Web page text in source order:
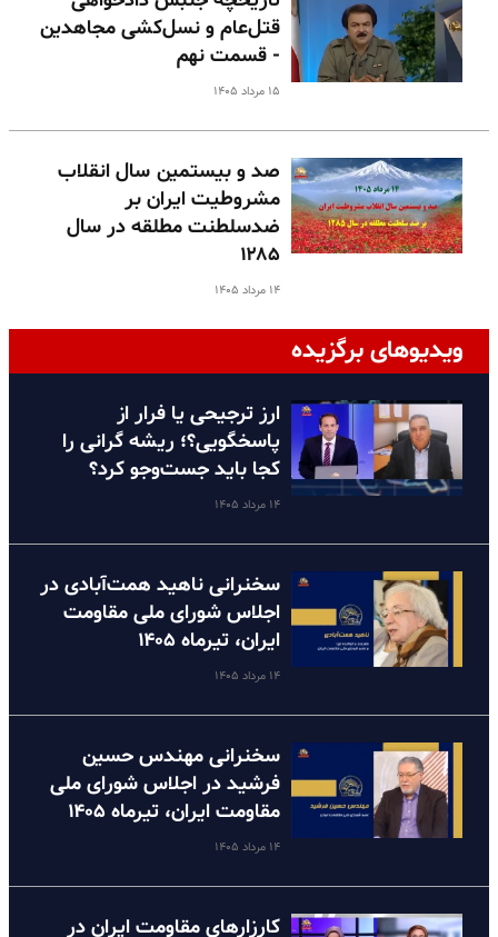
قتل‌عام و نسل‌کشی مجاهدین
- قسمت نهم
۱۵ مرداد ۱۴۰۵
صد و بیستمین سال انقلاب
مشروطیت ایران بر
ضدسلطنت مطلقه در سال
۱۲۸۵
۱۴ مرداد ۱۴۰۵
ویدیوهای برگزیده
ارز ترجیحی یا فرار از
پاسخگویی؟؛ ریشه گرانی را
کجا باید جست‌وجو کرد؟
۱۴ مرداد ۱۴۰۵
سخنرانی ناهید همت‌آبادی در
اجلاس شورای ملی مقاومت
ایران، تیرماه ۱۴۰۵
۱۴ مرداد ۱۴۰۵
سخنرانی مهندس حسین
فرشید در اجلاس شورای ملی
مقاومت ایران، تیرماه ۱۴۰۵
۱۴ مرداد ۱۴۰۵
کارزارهای مقاومت ایران در